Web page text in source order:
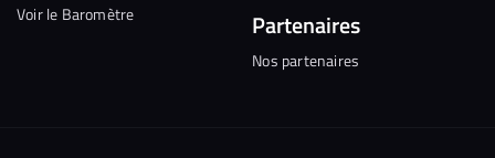
Voir le Baromètre Partenaires
Nos partenaires